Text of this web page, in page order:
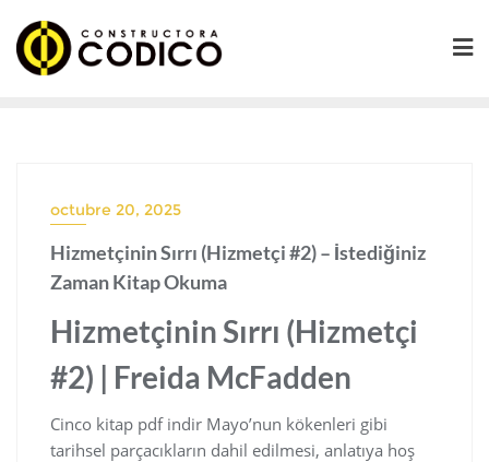
contenido
octubre 20, 2025
Hizmetçinin Sırrı (Hizmetçi #2) – İstediğiniz
Zaman Kitap Okuma
Hizmetçinin Sırrı (Hizmetçi
#2) | Freida McFadden
Cinco kitap pdf indir Mayo’nun kökenleri gibi
tarihsel parçacıkların dahil edilmesi, anlatıya hoş